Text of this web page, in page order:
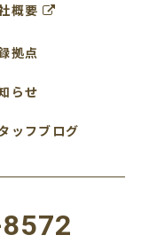
概要
拠点
らせ
ッフブログ